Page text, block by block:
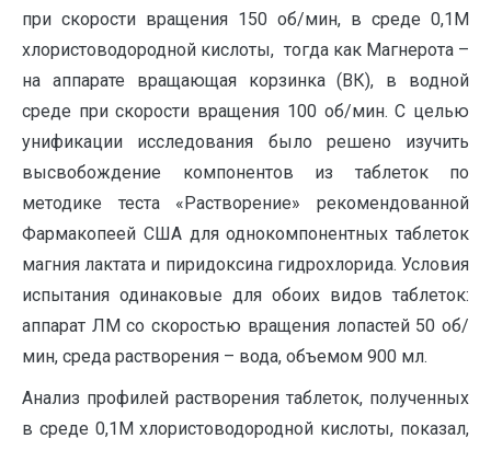
при скорости вращения 150 об/мин, в среде 0,1М
хлористоводородной кислоты, тогда как Магнерота –
на аппарате вращающая корзинка (ВК), в водной
среде при скорости вращения 100 об/мин. С целью
унификации исследования было решено изучить
высвобождение компонентов из таблеток по
методике теста «Растворение» рекомендованной
Фармакопеей США для однокомпонентных таблеток
магния лактата и пиридоксина гидрохлорида. Условия
испытания одинаковые для обоих видов таблеток:
аппарат ЛМ со скоростью вращения лопастей 50 об/
мин, среда растворения – вода, объемом 900 мл.
Анализ профилей растворения таблеток, полученных
в среде 0,1М хлористоводородной кислоты, показал,